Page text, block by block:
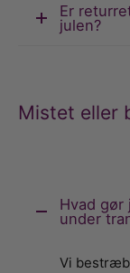
Er
julen?
Mistet eller
Hvad gør
under
Vi